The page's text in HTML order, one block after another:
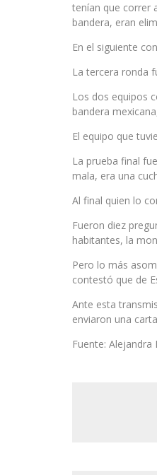
tenían que correr
bandera, eran
En el siguiente
La tercera ronda
Los dos equipos
bandera
El equipo que
La prueba final
mala, era una
Al final quien lo
Fueron diez
habitantes, la
Pero lo más
contestó que de
Ante esta
enviaron una
Fuente: Alejandra